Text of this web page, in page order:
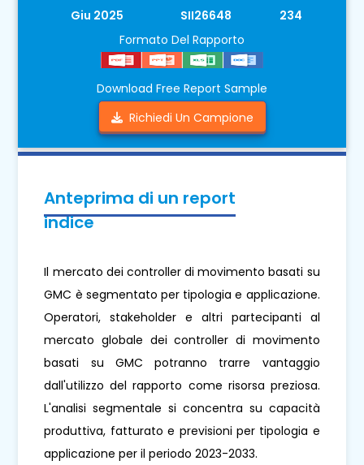
Giu 2025
SII26648
234
Formato Del Rapporto
Download Free Report Sample
Richiedi Un Campione
Anteprima di un report
indice
Il mercato dei controller di movimento basati su
GMC è segmentato per tipologia e applicazione.
Operatori, stakeholder e altri partecipanti al
mercato globale dei controller di movimento
basati su GMC potranno trarre vantaggio
dall'utilizzo del rapporto come risorsa preziosa.
L'analisi segmentale si concentra su capacità
produttiva, fatturato e previsioni per tipologia e
applicazione per il periodo 2023-2033.